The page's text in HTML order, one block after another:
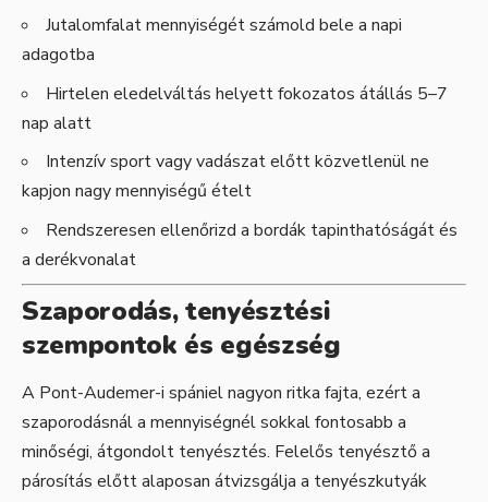
Jutalomfalat mennyiségét számold bele a napi
adagotba
Hirtelen eledelváltás helyett fokozatos átállás 5–7
nap alatt
Intenzív sport vagy vadászat előtt közvetlenül ne
kapjon nagy mennyiségű ételt
Rendszeresen ellenőrizd a bordák tapinthatóságát és
a derékvonalat
Szaporodás, tenyésztési
szempontok és egészség
A Pont-Audemer-i spániel nagyon ritka fajta, ezért a
szaporodásnál a mennyiségnél sokkal fontosabb a
minőségi, átgondolt tenyésztés. Felelős tenyésztő a
párosítás előtt alaposan átvizsgálja a tenyészkutyák